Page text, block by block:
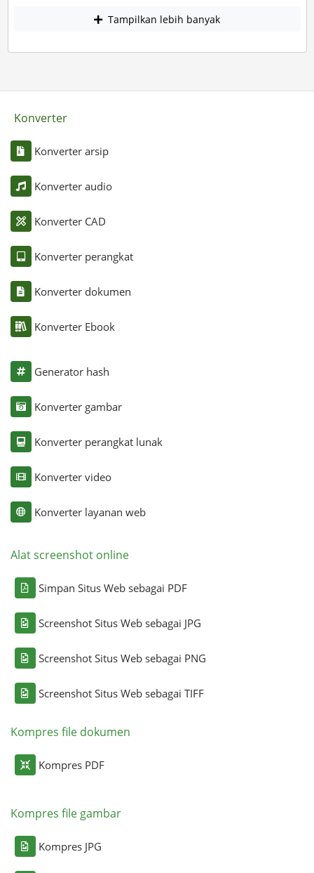
Tampilkan lebih banyak
Konverter
Konverter arsip
Konverter audio
Konverter CAD
Konverter perangkat
Konverter dokumen
Konverter Ebook
Generator hash
Konverter gambar
Konverter perangkat lunak
Konverter video
Konverter layanan web
Alat screenshot online
Simpan Situs Web sebagai PDF
Screenshot Situs Web sebagai JPG
Screenshot Situs Web sebagai PNG
Screenshot Situs Web sebagai TIFF
Kompres file dokumen
Kompres PDF
Kompres file gambar
Kompres JPG